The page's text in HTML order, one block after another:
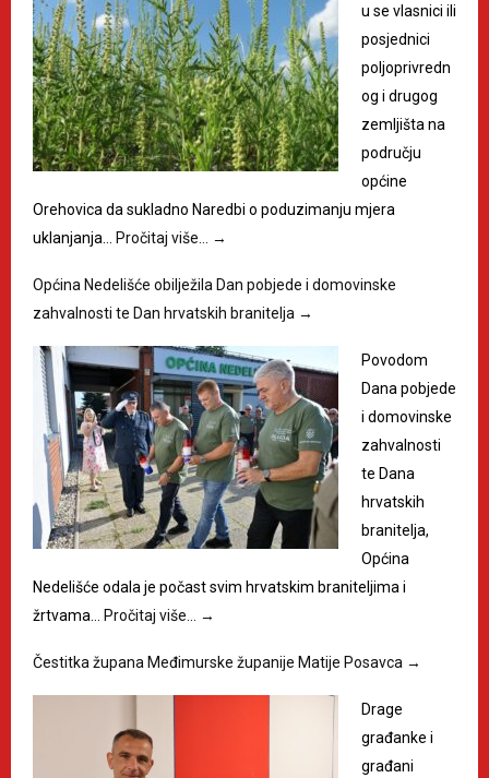
u se vlasnici ili
posjednici
poljoprivredn
og i drugog
zemljišta na
području
općine
Orehovica da sukladno Naredbi o poduzimanju mjera
uklanjanja…
Pročitaj više… →
Općina Nedelišće obilježila Dan pobjede i domovinske
zahvalnosti te Dan hrvatskih branitelja →
Povodom
Dana pobjede
i domovinske
zahvalnosti
te Dana
hrvatskih
branitelja,
Općina
Nedelišće odala je počast svim hrvatskim braniteljima i
žrtvama…
Pročitaj više… →
Čestitka župana Međimurske županije Matije Posavca →
Drage
građanke i
građani